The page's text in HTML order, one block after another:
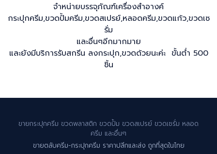
จำหน่ายบรรจุภัณฑ์เครื่องสำอางค์
กระปุกครีม,ขวดปั้มครีม,ขวดสเปรย์,หลอดครีม,ขวดแก้ว,ขวดเซ
รั่ม
และอื่นๆอีกมากมาย
และยังมีบริการรับสกรีน ลงกระปุก,ขวดด้วยนะค่ะ ขั้นต่ำ 500
ชิ้น
ขายกระปุกครีม ขวดพลาสติก ขวดปั้ม ขวดสเปรย์ ขวดเซรั่ม หลอด
ครีม และอื่นๆ
ขายตลับครีม-กระปุกครีม ราคาปลีกและส่ง ถูกที่สุดในไทย